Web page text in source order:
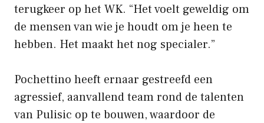
terugkeer op het WK. “Het voelt geweldig om
de mensen van wie je houdt om je heen te
hebben. Het maakt het nog specialer.”
Pochettino heeft ernaar gestreefd een
agressief, aanvallend team rond de talenten
van Pulisic op te bouwen, waardoor de